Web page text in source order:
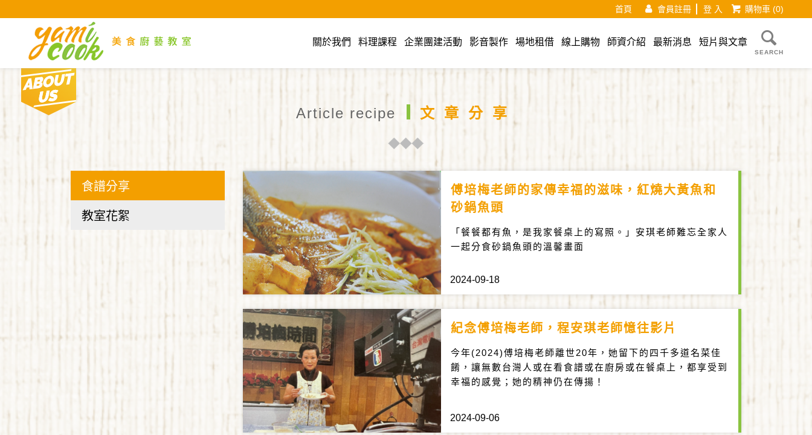
首頁 會員註冊 登 入 購物車 (0)
關於我們 料理課程 企業團建活動 影音製作 場地租借 線上購物 師資介紹 最新消息 短片與文章
SEARCH
現在位置 :
Article recipe 文章分享
食譜分享
教室花絮
傅培梅老師的家傳幸福的滋味，紅燒大黃魚和
砂鍋魚頭
「餐餐都有魚，是我家餐桌上的寫照。」安琪老師難忘全家人
一起分食砂鍋魚頭的溫馨畫面
2024-09-18
紀念傅培梅老師，程安琪老師憶往影片
今年(2024)傅培梅老師離世20年，她留下的四千多道名菜佳
餚，讓無數台灣人或在看食譜或在廚房或在餐桌上，都享受到
幸福的感覺；她的精神仍在傳揚！
2024-09-06
About us